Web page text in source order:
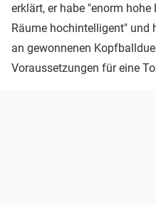
erklärt, er habe "enorm
Räume hochintelligent" und
an gewonnenen
Voraussetzungen für eine